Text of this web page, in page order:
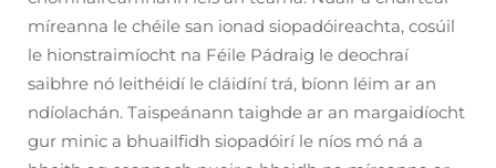
míreanna le chéile san ionad siopadóireachta, cosúil
le hionstraimíocht na Féile Pádraig le deochraí
saibhre nó leithéidí le cláidíní trá, bíonn léim ar an
ndíolachán. Taispeánann taighde ar an margaidíocht
gur minic a bhuailfidh siopadóirí le níos mó ná a